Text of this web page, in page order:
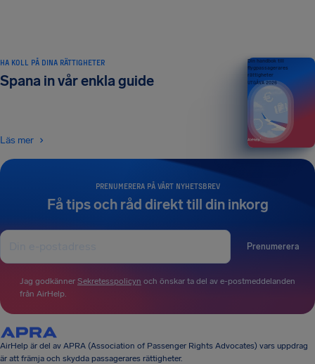
PRENUMERERA PÅ VÅRT NYHETSBREV
Få tips och råd direkt till din inkorg
Prenumerera
Jag godkänner Sekretesspolicyn och önskar ta del av e-postmeddelanden
från AirHelp.
HA KOLL PÅ DINA RÄTTIGHETER
Spana in vår enkla guide
Läs mer
Din handbok till
flygpassagerares
rättigheter
UTGÅVA 2026
AirHelp är del av APRA (Association of Passenger Rights Advocates) vars uppdrag
är att främja och skydda passagerares rättigheter.